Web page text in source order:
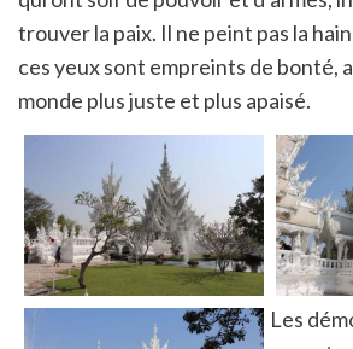
trouver la paix. Il ne peint pas la
ces yeux sont empreints de bonté,
monde plus juste et plus apaisé.
Les